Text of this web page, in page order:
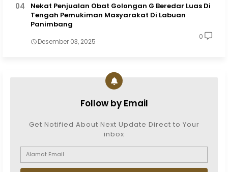
Nekat Penjualan Obat Golongan G Beredar Luas Di
Tengah Pemukiman Masyarakat Di Labuan
Panimbang
Desember 03, 2025
0
Follow by Email
Get Notified About Next Update Direct to Your
inbox